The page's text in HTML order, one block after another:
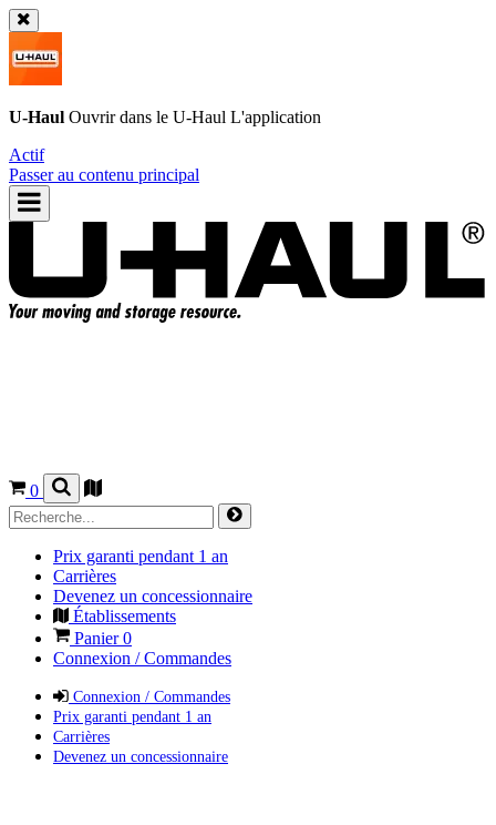
U-Haul Ouvrir dans le U-Haul L'application
Actif
Passer au contenu principal
0
Prix garanti pendant 1 an
Carrières
Devenez un concessionnaire
Établissements
Panier0
Connexion / Commandes
Connexion / Commandes
Prix garanti pendant 1 an
Carrières
Devenez un concessionnaire